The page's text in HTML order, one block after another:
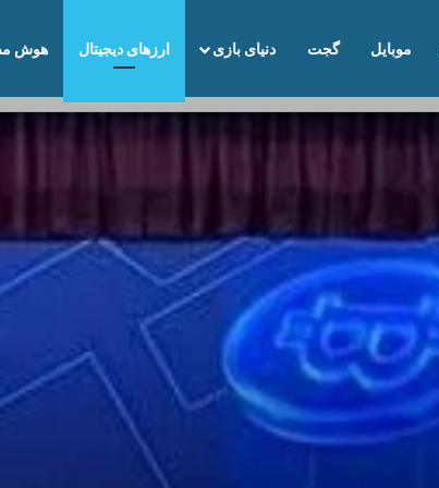
موبایل گجت دنیای بازی ارزهای دیجیتال هوش